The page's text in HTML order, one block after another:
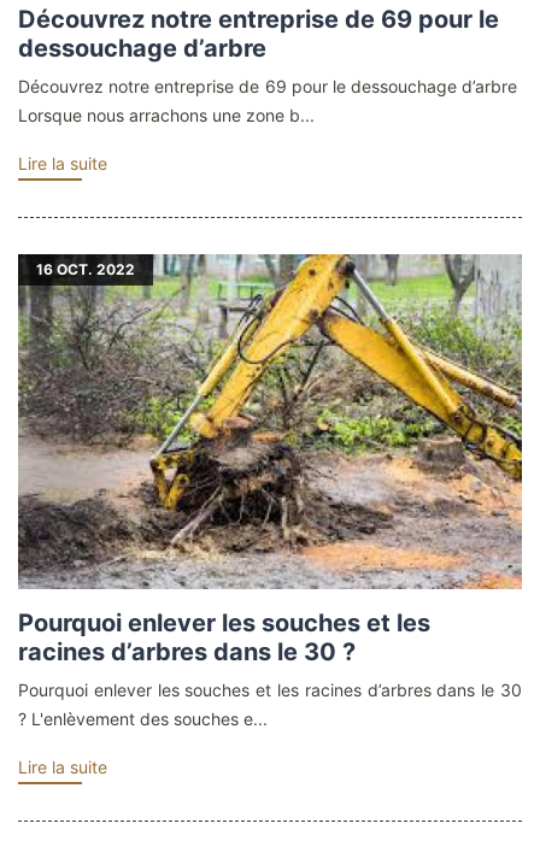
Découvrez notre entreprise de 69 pour le
dessouchage d’arbre
Découvrez notre entreprise de 69 pour le dessouchage d’arbre
Lorsque nous arrachons une zone b...
Lire la suite
16 OCT. 2022
Pourquoi enlever les souches et les
racines d’arbres dans le 30 ?
Pourquoi enlever les souches et les racines d’arbres dans le 30
? L'enlèvement des souches e...
Lire la suite